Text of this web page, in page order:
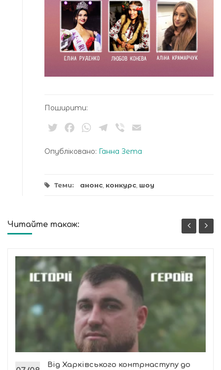
Поширити:
TwitterFacebookWhatsApp
Telegram
Viber
Опубліковано: Ганна Зета
Теми: анонс конкурс шоу
Читайте також:
Від Харківського контрнаступу до